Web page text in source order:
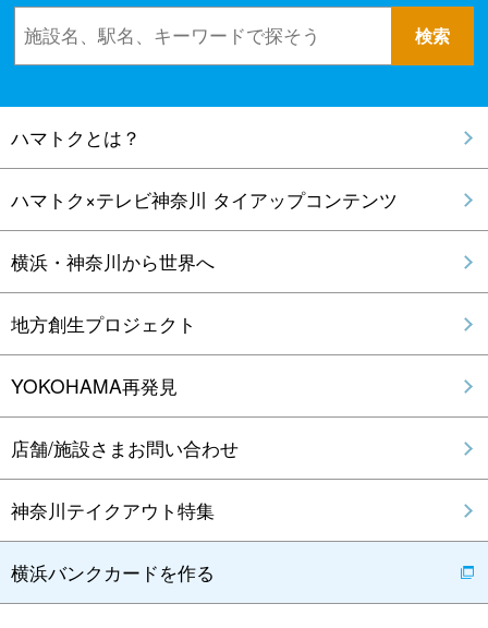
ハマトクとは？
ハマトク×テレビ神奈川 タイアップコンテンツ
横浜・神奈川から世界へ
地方創生プロジェクト
YOKOHAMA再発見
店舗/施設さまお問い合わせ
神奈川テイクアウト特集
横浜バンクカードを作る